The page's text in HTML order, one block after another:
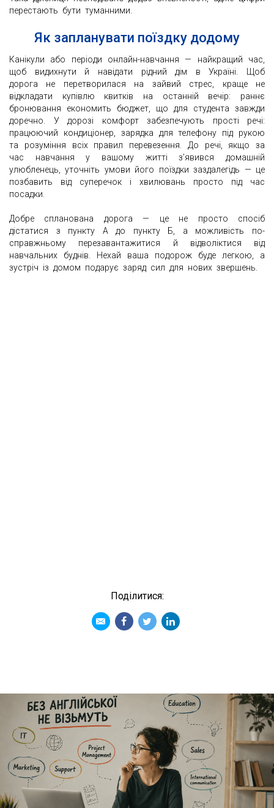
перестають бути туманними.
Як запланувати поїздку додому
Канікули або періоди онлайн-навчання — найкращий час,
щоб видихнути й навідати рідний дім в Україні. Щоб
дорога не перетворилася на зайвий стрес, краще не
відкладати купівлю квитків на останній вечір: раннє
бронювання економить бюджет, що для студента завжди
доречно. У дорозі комфорт забезпечують прості речі:
працюючий кондиціонер, зарядка для телефону під рукою
та розуміння всіх правил перевезення. До речі, якщо за
час навчання у вашому житті з’явився домашній
улюбленець, уточніть умови його поїздки заздалегідь — це
позбавить від суперечок і хвилювань просто під час
посадки.
Добре спланована дорога — це не просто спосіб
дістатися з пункту А до пункту Б, а можливість по-
справжньому перезавантажитися й відволіктися від
навчальних буднів. Нехай ваша подорож буде легкою, а
зустріч із домом подарує заряд сил для нових звершень.
Подiлитися: